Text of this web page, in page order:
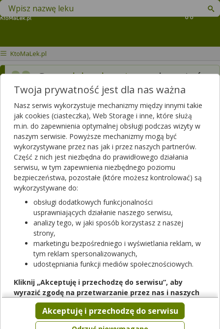
Koszyk
Znajdź lek w swojej okolicy
KtoMaLek.pl
Czyodchudzaniemoże mieć
wpływ na występowanie
plamien srodcyklicznych
podczas przyjmowania
tabletek
antykoncepcyjnych?
Przyjmuje je już prawie rok,
ale plamienia mam dopiero
od dwóch miesięcy i akurat
od tego czasu się
odchudzam. Nie chcę
rezygnować z osiągnięcia
wymarzonej figury.
Dotyczy: Kobieta
Odpowiedzi farmaceutów
Twoja prywatność jest dla nas ważna
Nasz serwis wykorzystuje mechanizmy między innymi takie
jak cookies (ciasteczka), Web Storage i inne, które służą
m.in. do zapewnienia optymalnej obsługi podczas wizyty w
naszym serwisie. Powyższe mechanizmy mogą być
wykorzystywane przez nas jak i przez naszych partnerów.
Część z nich jest niezbędna do prawidłowego działania
serwisu, w tym zapewnienia niezbędnego poziomu
bezpieczeństwa, pozostałe (które możesz kontrolować) są
wykorzystywane do:
obsługi dodatkowych funkcjonalności
usprawniających działanie naszego serwisu,
analizy tego, w jaki sposób korzystasz z naszej
strony,
marketingu bezpośredniego i wyświetlania reklam, w
tym reklam spersonalizowanych,
udostępniania funkcji mediów społecznościowych.
Kliknij „Akceptuję i przechodzę do serwisu”, aby
wyrazić zgodę na przetwarzanie przez nas i naszych
partnerów Twoich danych w powyższych celach.
Pamiętaj, że wyrażenie zgody jest dobrowolne, a wyrażoną
Akceptuję i przechodzę do serwisu